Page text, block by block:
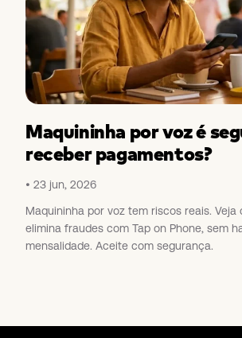
Maquininha por voz é
receber pagamentos?
23 jun, 2026
Maquininha por voz tem riscos reais. Veja
elimina fraudes com Tap on Phone, sem
mensalidade. Aceite com segurança.